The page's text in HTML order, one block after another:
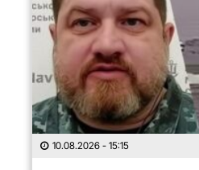
10.08.2026 - 15:15